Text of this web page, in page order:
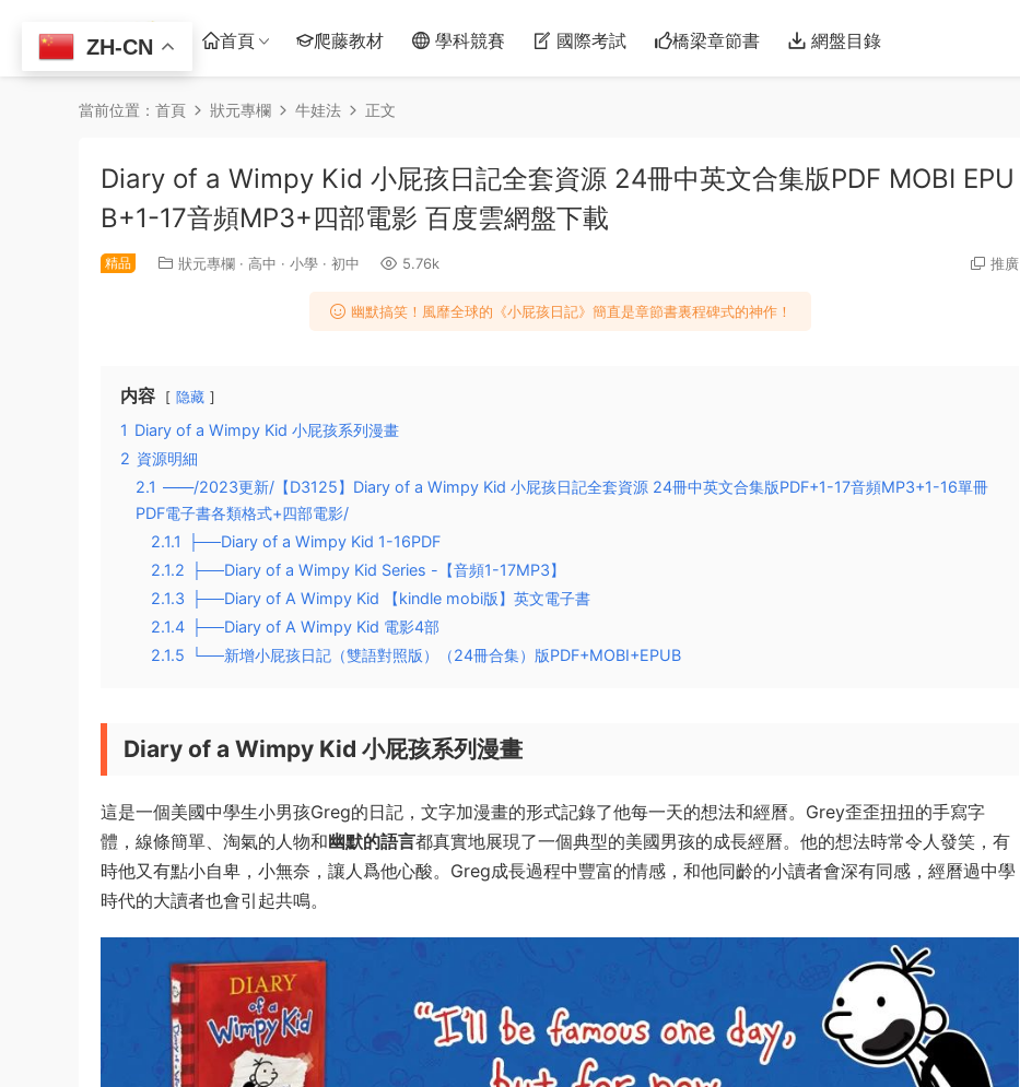
首頁 爬藤教材 學科競賽 國際考試 橋梁章節書 網盤目錄
當前位置： 首頁 狀元專欄 牛娃法 正文
Diary of a Wimpy Kid 小屁孩日記全套資源 24冊中英文合集版PDF MOBI EPU
B+1-17音頻MP3+四部電影 百度雲網盤下載
精品 狀元專欄 · 高中 · 小學 · 初中 5.76k 推廣
幽默搞笑！風靡全球的《小屁孩日記》簡直是章節書裏程碑式的神作！
内容 隐藏
1 Diary of a Wimpy Kid 小屁孩系列漫畫
2 資源明細
2.1 ——/2023更新/【D3125】Diary of a Wimpy Kid 小屁孩日記全套資源 24冊中英文合集版PDF+1-17音頻MP3+1-16單冊
PDF電子書各類格式+四部電影/
2.1.1
├──Diary of a Wimpy Kid 1-16PDF
2.1.2
├──Diary of a Wimpy Kid Series -【音頻1-17MP3】
2.1.3
├──Diary of A Wimpy Kid 【kindle mobi版】英文電子書
2.1.4
├──Diary of A Wimpy Kid 電影4部
2.1.5
└──新增小屁孩日記（雙語對照版）（24冊合集）版PDF+MOBI+EPUB
Diary of a Wimpy Kid 小屁孩系列漫畫
這是一個美國中學生小男孩Greg的日記，文字加漫畫的形式記錄了他每一天的想法和經曆。Grey歪歪扭扭的手寫字
體，線條簡單、淘氣的人物和幽默的語言都真實地展現了一個典型的美國男孩的成長經曆。他的想法時常令人發笑，有
時他又有點小自卑，小無奈，讓人爲他心酸。Greg成長過程中豐富的情感，和他同齡的小讀者會深有同感，經曆過中學
時代的大讀者也會引起共鳴。
ZH-CN